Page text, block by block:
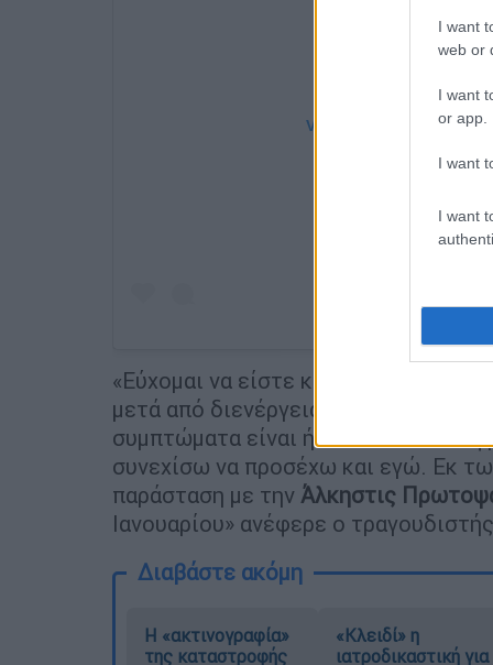
I want
web or
I want
or app.
I want
I want
View this post on
«Εύχομαι να είστε καλά. Εγώ
μετά από διενέργεια μοριακού
συμπτώματα είναι ήπια σαν ένα
συνεχίσω να προσέχω και εγώ. Εκ
παράσταση με την Άλκηστις
Ιανουαρίου» ανέφερε ο
Διαβάστε ακόμη
Η «ακτινογραφία»
της καταστροφής
«Κλειδί» η
ιατροδικαστική για